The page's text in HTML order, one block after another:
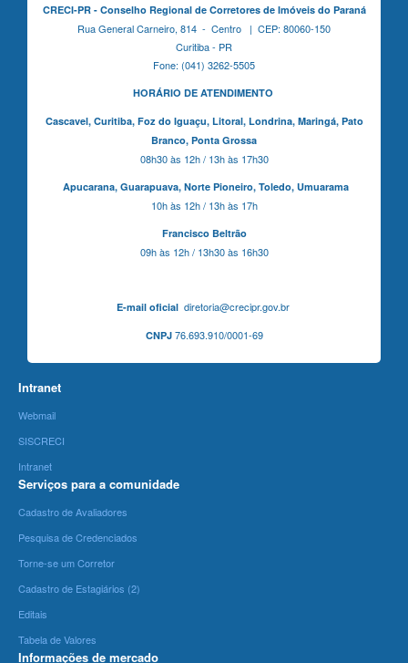
CRECI-PR - Conselho Regional de Corretores de Imóveis do Paraná
Rua General Carneiro, 814 - Centro | CEP: 80060-150
Curitiba - PR
Fone: (041) 3262-5505
HORÁRIO DE ATENDIMENTO
Cascavel, Curitiba,Foz do Iguaçu, Litoral, Londrina, Maringá, Pato
Branco, Ponta Grossa
08h30 às 12h / 13h às 17h30
Apucarana, Guarapuava, Norte Pioneiro, Toledo, Umuarama
10h às 12h / 13h às 17h
Francisco Beltrão
09h às 12h / 13h30 às 16h30
E-mail oficialdiretoria@crecipr.gov.br
CNPJ76.693.910/0001-69
Intranet
Webmail
SISCRECI
Intranet
Serviços para a comunidade
Cadastro de Avaliadores
Pesquisa de Credenciados
Torne-se um Corretor
Cadastro de Estagiários (2)
Editais
Tabela de Valores
Informações de mercado